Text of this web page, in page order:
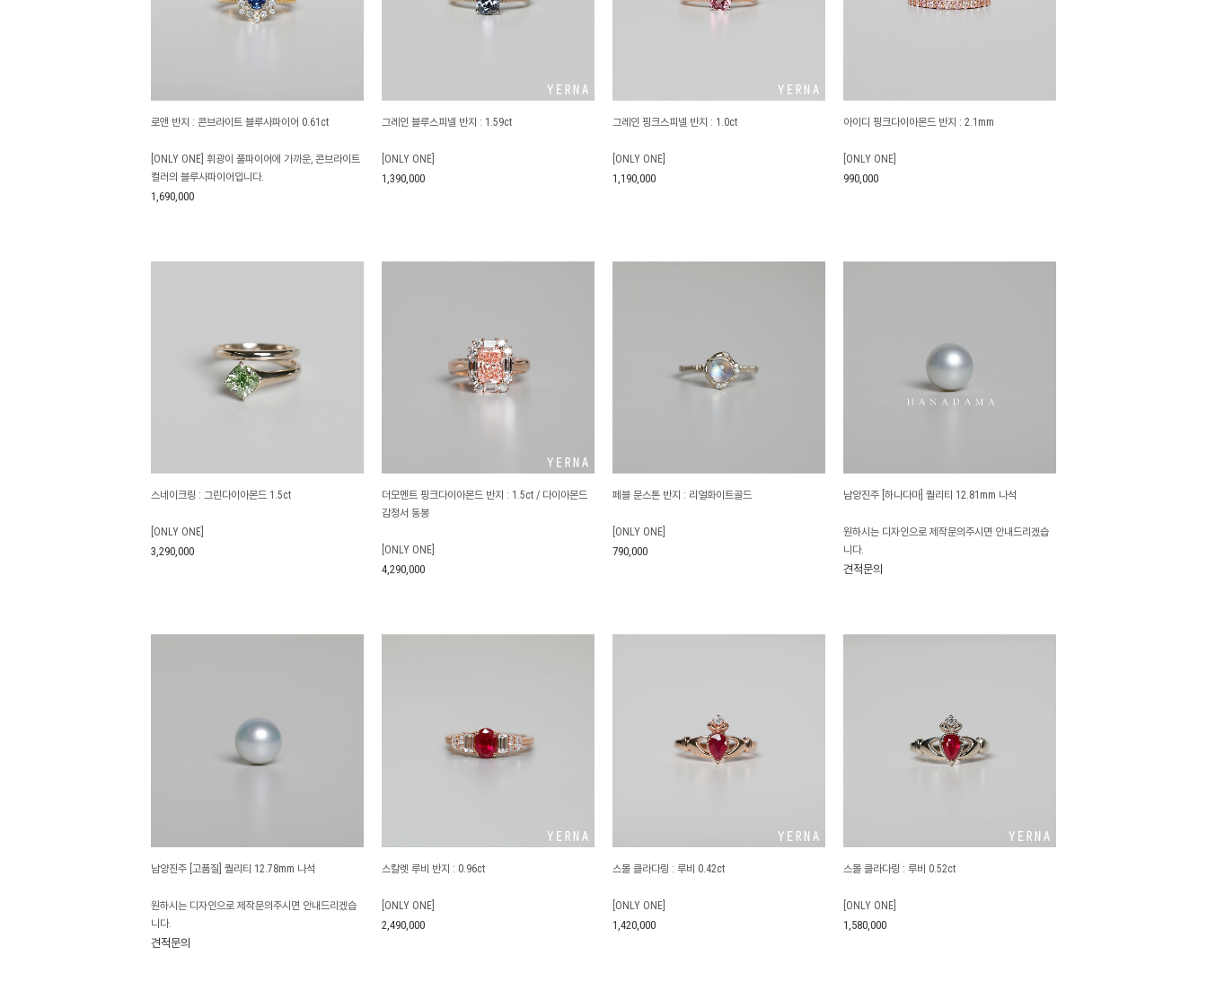
로앤 반지 : 콘브라이트 블루사파이어 0.61ct
[ONLY ONE] 휘광이 풀파이어에 가까운, 콘브라이트
컬러의 블루사파이어입니다.
1,690,000
그레인 블루스피넬 반지 : 1.59ct
[ONLY ONE]
1,390,000
그레인 핑크스피넬 반지 : 1.0ct
[ONLY ONE]
1,190,000
아이디 핑크다이아몬드 반지 : 2.1mm
[ONLY ONE]
990,000
스네이크링 : 그린다이아몬드 1.5ct
[ONLY ONE]
3,290,000
더모멘트 핑크다이아몬드 반지 : 1.5ct / 다이아몬드
감정서 동봉
[ONLY ONE]
4,290,000
페블 문스톤 반지 : 리얼화이트골드
[ONLY ONE]
790,000
남양진주 [하나다마] 퀄리티 12.81mm 나석
원하시는 디자인으로 제작문의주시면 안내드리겠습
니다.
견적문의
남양진주 [고품질] 퀄리티 12.78mm 나석
원하시는 디자인으로 제작문의주시면 안내드리겠습
니다.
견적문의
스칼렛 루비 반지 : 0.96ct
[ONLY ONE]
2,490,000
스몰 클라다링 : 루비 0.42ct
[ONLY ONE]
1,420,000
스몰 클라다링 : 루비 0.52ct
[ONLY ONE]
1,580,000